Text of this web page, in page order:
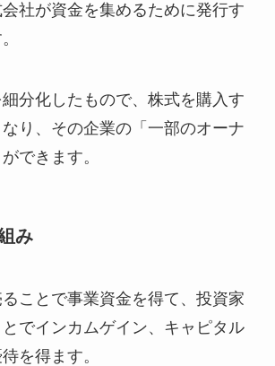
社が資金を集めるために発行す
分化したもので、株式を購入す
り、その企業の「一部のオーナ
できます。
み
ことで事業資金を得て、投資家
でインカムゲイン、キャピタル
を得ます。